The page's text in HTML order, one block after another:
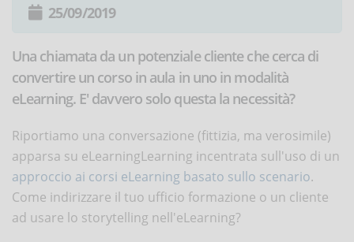
25/09/2019
Una chiamata da un potenziale cliente che cerca di
convertire un corso in aula in uno in modalità
eLearning. E' davvero solo questa la necessità?
Riportiamo una conversazione (fittizia, ma verosimile)
apparsa su eLearningLearning incentrata sull'uso di un
approccio ai corsi eLearning basato sullo scenario.
Come indirizzare il tuo ufficio formazione o un cliente
ad usare lo storytelling nell'eLearning?